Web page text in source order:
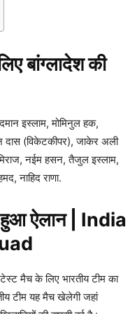
बांग्लादेश की
इस्लाम, मोमिनुल हक,
(विकेटकीपर), जाकेर अली
नईम हसन, तैजुल इस्लाम,
नाहिद राणा.
हुआ ऐलान | India
मैच के लिए भारतीय टीम का
टीम यह मैच खेलेगी जहां